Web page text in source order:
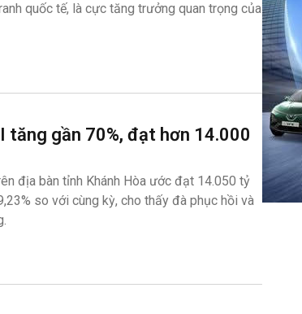
quốc tế, là cực tăng trưởng quan trọng của
tăng gần 70%, đạt hơn 14.000
địa bàn tỉnh Khánh Hòa ước đạt 14.050 tỷ
so với cùng kỳ, cho thấy đà phục hồi và